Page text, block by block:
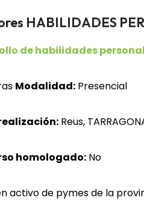
HABILIDADES
de habilidades
Modalidad: Presencial
Reus,
homologado: No
activo de pymes de la